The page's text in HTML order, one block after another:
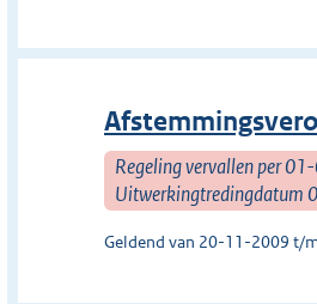
Regeling vervallen per
Geldend van 20-11-2009 t/